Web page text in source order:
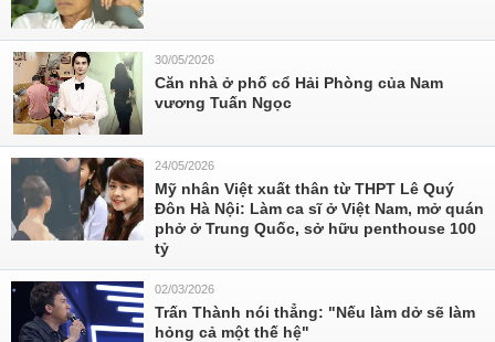
30/05/2026
Căn nhà ở phố cổ Hải Phòng của Nam
vương Tuấn Ngọc
24/05/2026
Mỹ nhân Việt xuất thân từ THPT Lê Quý
Đôn Hà Nội: Làm ca sĩ ở Việt Nam, mở quán
phở ở Trung Quốc, sở hữu penthouse 100
tỷ
02/03/2026
Trấn Thành nói thẳng: "Nếu làm dở sẽ làm
hỏng cả một thế hệ"